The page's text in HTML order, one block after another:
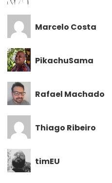
Marcelo Costa
PikachuSama
Rafael Machado
Thiago Ribeiro
timEU